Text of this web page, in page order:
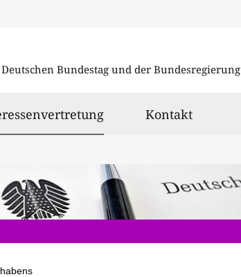
Deutschen Bundestag und der Bundesregierung
ausgewählt
Kontakt